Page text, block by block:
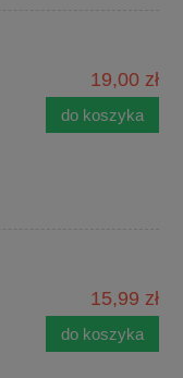
19,00 zł
do koszyka
15,99 zł
do koszyka